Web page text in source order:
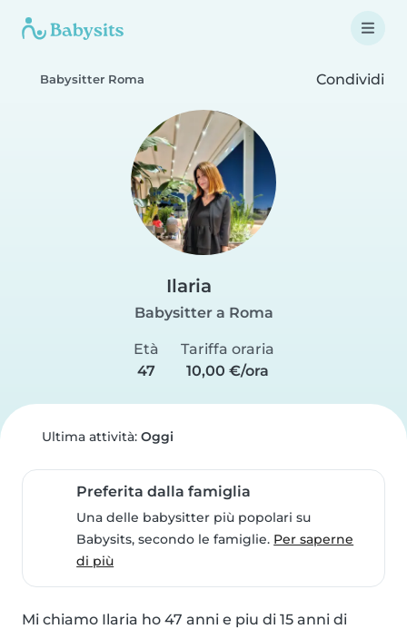
Babysitter Roma Condividi
Ilaria
Babysitter a Roma
Età
47
Tariffa oraria
10,00 €/ora
Ultima attività: Oggi
Preferita dalla famiglia
Una delle babysitter più popolari su
Babysits, secondo le famiglie. Per saperne
di più
Mi chiamo Ilaria ho 47 anni e piu di 15 anni di